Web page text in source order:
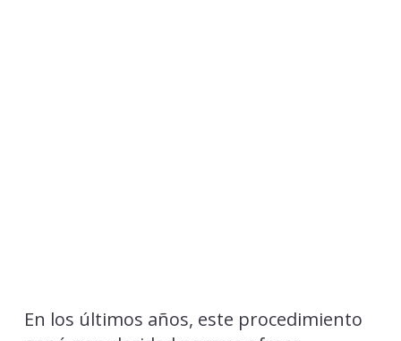
En los últimos años, este procedimiento